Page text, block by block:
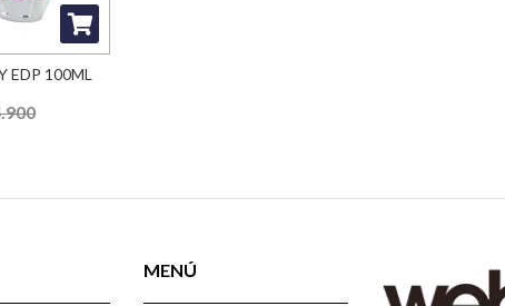
EDP 100ML
MENÚ